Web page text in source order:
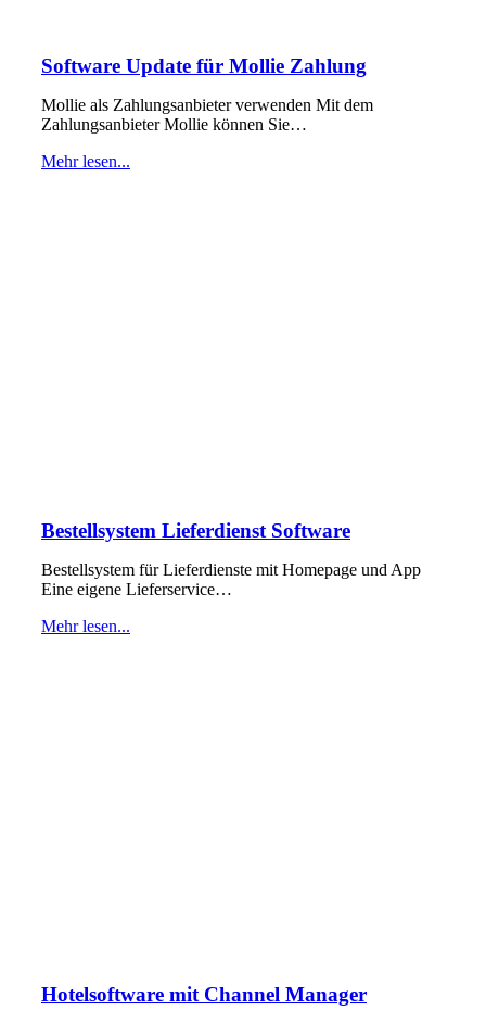
Software Update für Mollie Zahlung
Mollie als Zahlungsanbieter verwenden Mit dem
Zahlungsanbieter Mollie können Sie…
Mehr lesen...
Bestellsystem Lieferdienst Software
Bestellsystem für Lieferdienste mit Homepage und App
Eine eigene Lieferservice…
Mehr lesen...
Hotelsoftware mit Channel Manager